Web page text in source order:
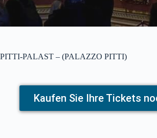
PITTI-PALAST – (PALAZZO PITTI)
Kaufen Sie Ihre Tickets